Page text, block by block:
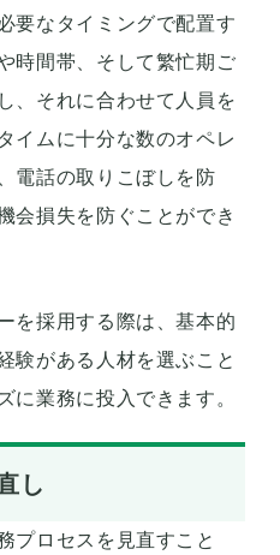
要なタイミングで配置す
時間帯、そして繁忙期ご
、それに合わせて人員を
イムに十分な数のオペレ
電話の取りこぼしを防
会損失を防ぐことができ
を採用する際は、基本的
験がある人材を選ぶこと
に業務に投入できます。
し
プロセスを見直すこと